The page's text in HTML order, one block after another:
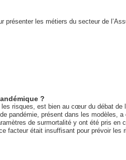
présenter les métiers du secteur de
?
les risques, est bien au cœur du débat de
pandémie, présent dans les modèles, a
de surmortalité y ont été pris en
facteur était insuffisant pour prévoir les